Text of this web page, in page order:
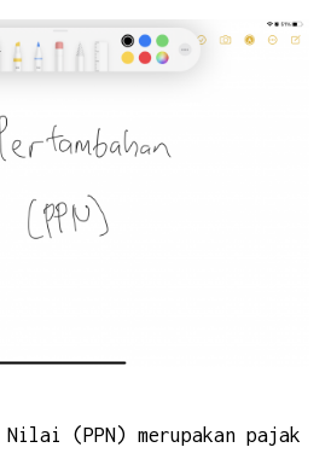
Nilai (PPN) merupakan pajak